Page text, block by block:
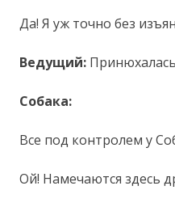
Да! Я уж точно без
Ведущий:
Собака:
Все под контролем у
Ой! Намечаются здесь